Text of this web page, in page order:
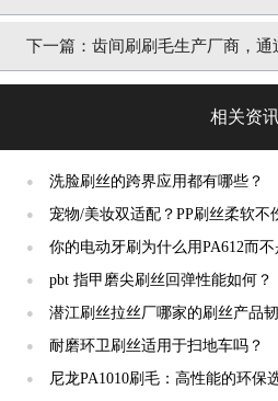
下一篇： 齿间刷刷毛生产厂商，通
相关资
● 洗脸刷丝的跨界应用都有哪些？
●
宠物/美妆双适配？PP刷丝柔软不
小众应用新场景
● 你的电动牙刷为什么用PA612而不
● pbt 指甲磨尖刷丝回弹性能如何？
● 潜江刷丝拉丝厂哪家的刷丝产品
● 耐磨环卫刷丝适用于扫地车吗？
● 尼龙PA1010刷毛：高性能的环保